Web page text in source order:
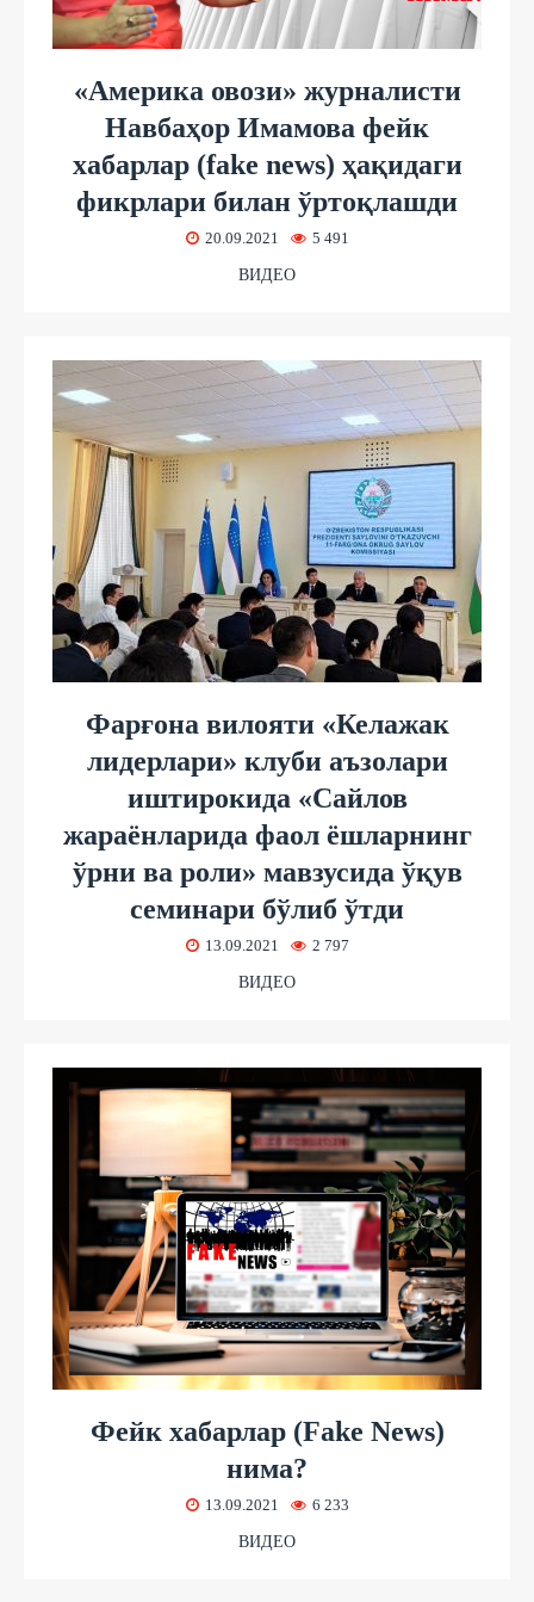
«Америка овози» журналисти
Навбаҳор Имамова фейк
хабарлар (fake news) ҳақидаги
фикрлари билан ўртоқлашди
20.09.2021 5 491
ВИДЕО
Фарғона вилояти «Келажак
лидерлари» клуби аъзолари
иштирокида «Сайлов
жараёнларида фаол ёшларнинг
ўрни ва роли» мавзусида ўқув
семинари бўлиб ўтди
13.09.2021 2 797
ВИДЕО
Фейк хабарлар (Fake News)
нима?
13.09.2021 6 233
ВИДЕО